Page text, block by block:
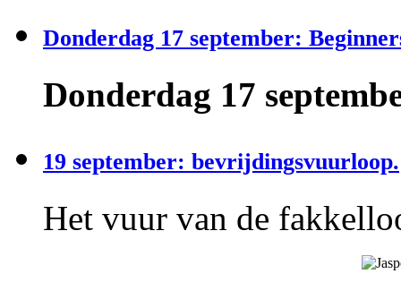
Donderdag 17 september:
Donderdag 17
19 september: bevrijdingsvuurloop.
Het vuur van de